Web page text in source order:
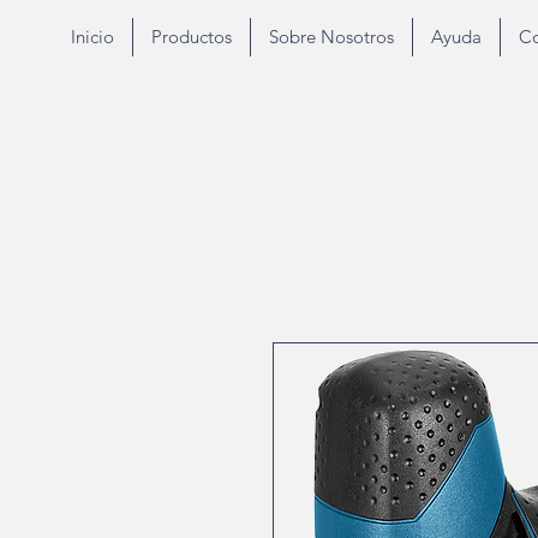
Inicio Productos Sobre Nosotros Ayuda